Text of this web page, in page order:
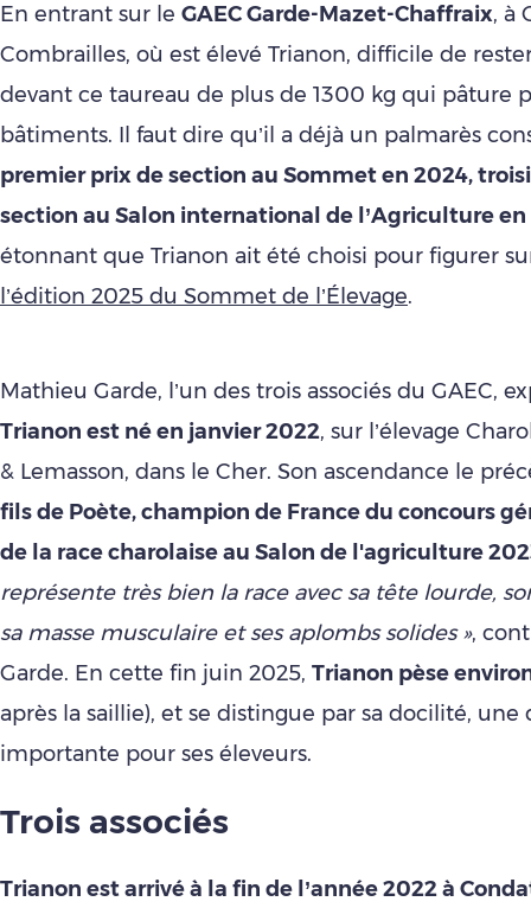
En entrant sur le GAEC Garde-Mazet-Chaffraix, à
Combrailles, où est élevé Trianon, difficile de
devant ce taureau de plus de 1300 kg qui pâture
bâtiments. Il faut dire qu’il a déjà un palmarès
premier prix de section au Sommet en 2024,
section au Salon international de l’Agriculture en
étonnant que Trianon ait été choisi pour figurer
l’édition 2025 du Sommet de l’Élevage.
Mathieu Garde, l’un des trois associés du GAEC,
Trianon est né en janvier 2022, sur l’élevage
& Lemasson, dans le Cher. Son ascendance le
fils de Poète, champion de France du concours
de la race charolaise au Salon de l'agriculture
représente très bien la race avec sa tête lourde,
sa masse musculaire et ses aplombs solides »,
Garde. En cette fin juin 2025, Trianon pèse
après la saillie), et se distingue par sa docilité, une
importante pour ses éleveurs.
Trois associés
Trianon est arrivé à la fin de l’année 2022 à